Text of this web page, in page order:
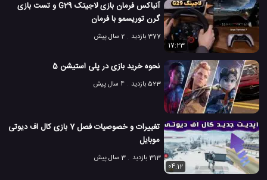
آنباکس فرمان بازی لاجیتک G29 و تست بازی
گرن توریسمو با فرمان
377 بازدید
2 سال پیش
17:23
نحوه خرید بازی در پلی استیشن 5
523 بازدید 4 سال پیش
تغییرات و خصوصیات فصل 7 بازی کال اف دیوتی
موبایل
313 بازدید
3 سال پیش
04:12